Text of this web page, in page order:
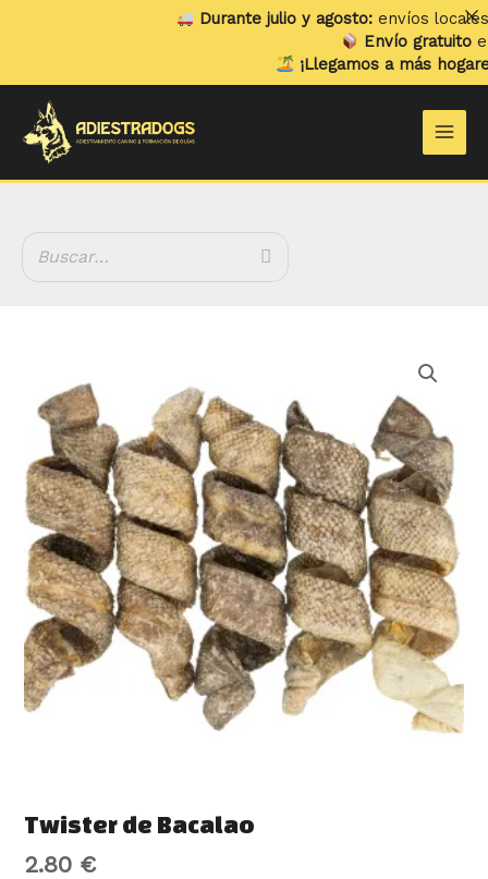
Twister de Bacalao
2.80 €
Durante julio y agosto:envíos locales y
Envío gratuitoen
¡Llegamos a más hogares!